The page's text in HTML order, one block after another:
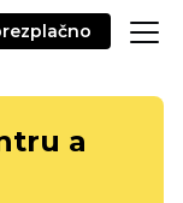
a